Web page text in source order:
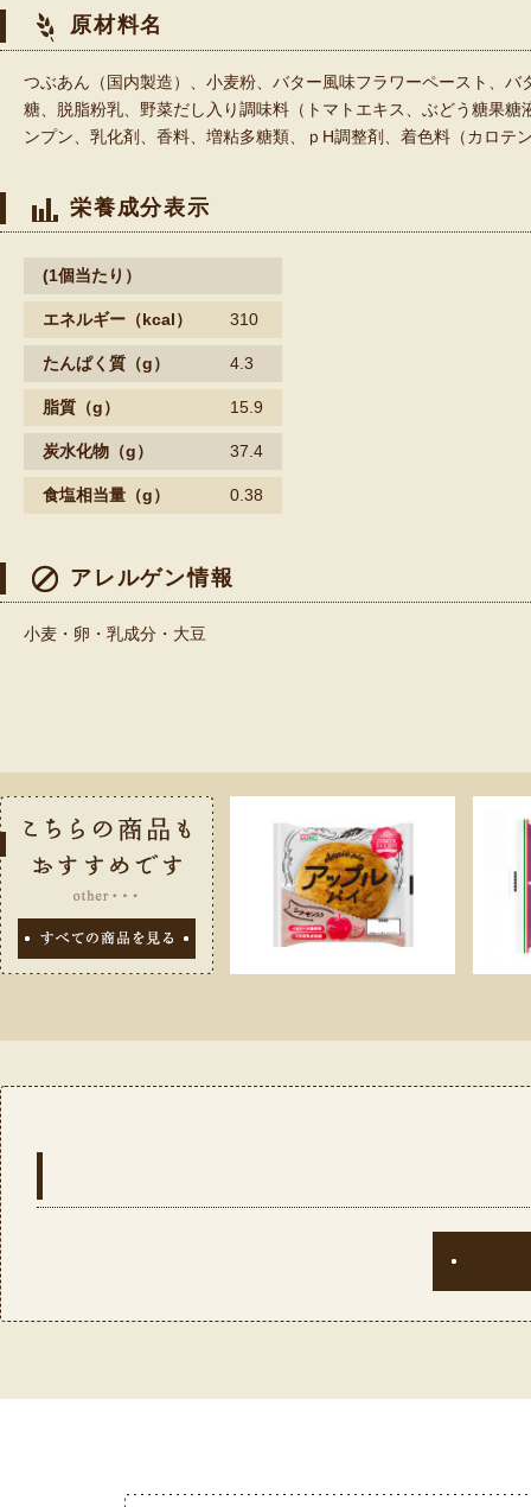
原材料名
つぶあん（国内製造）、小麦粉、バター風味フラワーペースト、
糖、脱脂粉乳、野菜だし入り調味料（トマトエキス、ぶどう糖果
ンプン、乳化剤、香料、増粘多糖類、ｐH調整剤、着色料（カロテ
栄養成分表示
(1個当たり）
エネルギー （kcal） 310
たんぱく質 （g） 4.3
脂質 （g） 15.9
炭水化物 （g） 37.4
食塩相当量 （g） 0.38
アレルゲン情報
小麦・卵・乳成分・大豆
こちらの商
すべての商品を見る